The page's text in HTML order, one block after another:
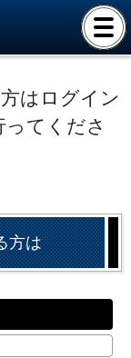
はログイン
てくださ
方は